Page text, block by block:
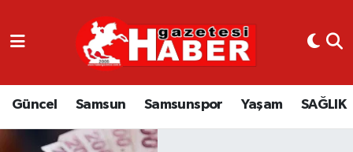
Güncel Samsun Samsunspor Yaşam SAĞLIK
GÜNCEL
SAMSUN
SAMSUNSPOR